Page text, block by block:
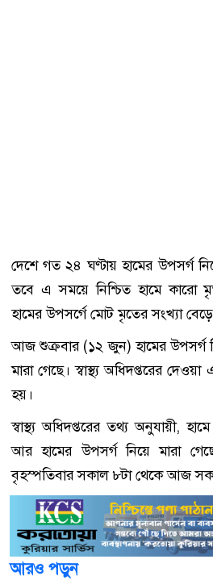
দেশে গত ২৪ ঘণ্টায় হামের উপসর্গ
তবে এ সময়ে নিশ্চিত হামে কারো
হামের উপসর্গে মোট মৃতের সংখ্যা
আজ শুক্রবার (১২ জুন) হামের উপসর্গ
মারা গেছে। স্বাস্থ্য অধিদপ্তরের
হয়।
স্বাস্থ্য অধিদপ্তরের তথ্য অনুযায়ী,
আর হামের উপসর্গ নিয়ে মারা
বৃহস্পতিবার সকাল ৮টা থেকে আজ
আরও পড়ুন